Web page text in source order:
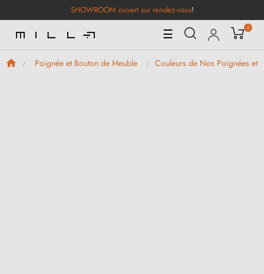
SHOWROOM ouvert sur rendez-vous!
Basculer
la
navigation
☰ 0
Poignée et Bouton de Meuble Couleurs de Nos Poignées et